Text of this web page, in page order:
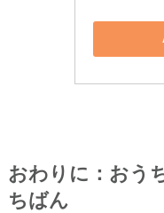
おわりに：おう
ちばん